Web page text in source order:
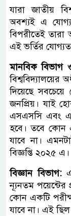
যারা জাতীয়
অবশ্যই এ
বিপরীতেই
এই ভর্তির
মানবিক বিভাগ
বিশ্ববিদ্যালয়ের
দিয়েছে
জনপ্রিয়। যাই
এসএসসি এবং
হবে। তবে কোন
যাবে না।
বিজ্ঞপ্তি ২০২৫ এ।
বিজ্ঞান বিভাগ:
ন্যূনতম পয়েন্টের
কোন একটি
যাবে না। এই